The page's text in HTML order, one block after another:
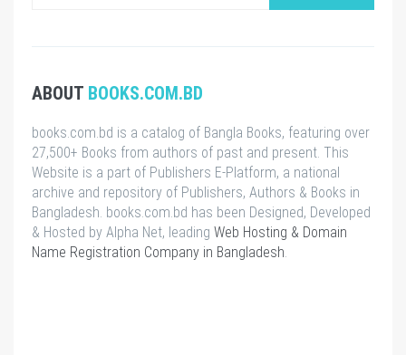
ABOUT BOOKS.COM.BD
books.com.bd is a catalog of Bangla Books, featuring over
27,500+ Books from authors of past and present. This
Website is a part of Publishers E-Platform, a national
archive and repository of Publishers, Authors & Books in
Bangladesh. books.com.bd has been Designed, Developed
& Hosted by Alpha Net, leading Web Hosting & Domain
Name Registration Company in Bangladesh